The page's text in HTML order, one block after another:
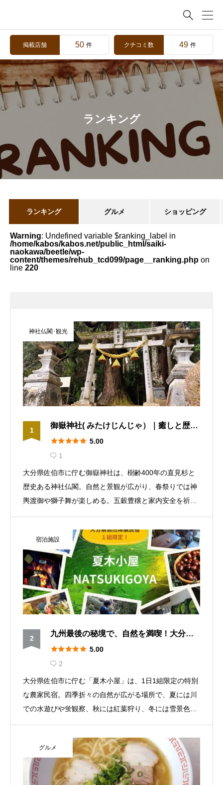

掲載店舗 50 件 クチコミ数 49 件
ランキング
ランキング グルメ ショッピング
Warning: Undefined variable $ranking_label in
/home/kabos/kabos.net/public_html/saiki-
naokawa/beetle/wp-
content/themes/rehub_tcd099/page__ranking.php on
line 220
神社仏閣･観光
1
御嶽神社( みたけじんじゃ）｜癒しと歴史
の共演！御嶽神社のご神木で自然と景観
 5.00
 1
大分県佐伯市に佇む御嶽神社は、樹齢400年の直見杉と
歴史ある神社仏閣。自然と景観が広がり、春祭りでは神
輿渡御や獅子舞が楽しめる。五穀豊穣と家内安全を祈る
この神社で、心と体を癒してみませんか？
宿泊施設
2
九州最後の秘境で、自然を満喫！大分県
佐伯市「夏木小屋（なつきごや）」
 5.00
 2
大分県佐伯市に佇む「夏木小屋」は、1日1組限定の特別
な農家民宿。四季折々の自然が広がる場所で、夏には川
での水遊びや蛍観察、秋には紅葉狩り、冬には雪景色を
楽しめます。自然体験ツアーも豊富で、初心者でも安心
して参加できます。都会の喧騒を離れ、ゆったりとした
時間を過ごすなら、夏木小屋がおすすめ。
グルメ